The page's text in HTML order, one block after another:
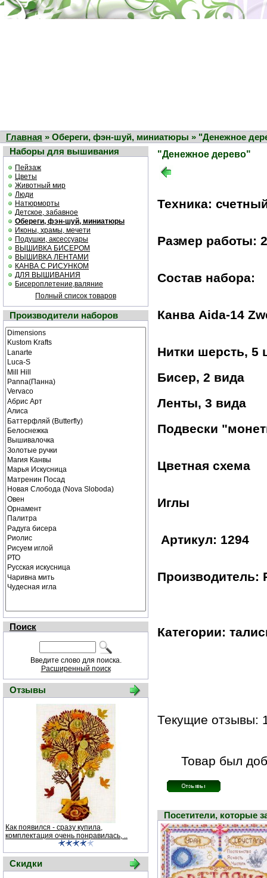
Главная » Обереги, фэн-шуй, миниатюры » "Денежное
Наборы для вышивания
Пейзаж
Цветы
Животный мир
Люди
Натюрморты
Детское, забавное
Обереги, фэн-шуй, миниатюры
Иконы, храмы, мечети
Подушки, аксессуары
ВЫШИВКА БИСЕРОМ
ВЫШИВКА ЛЕНТАМИ
КАНВА С РИСУНКОМ
ДЛЯ ВЫШИВАНИЯ
Бисероплетение,валяние
Полный список товаров
Производители наборов
Поиск
Введите слово для поиска.
Расширенный поиск
Отзывы
Как появился - сразу купила,
комплектация очень понравилась, ..
Скидки
"Денежное дерево"
Техника:
Размер работы:
Состав набора:
Канва Aida-14
Нитки шерсть, 5
Бисер, 2 вида
Ленты, 3 вида
Подвески
Цветная cхема
Иглы
Артикул: 1294
Производитель:
Категории:
Текущие отзывы:
Товар был
Посетители, которые